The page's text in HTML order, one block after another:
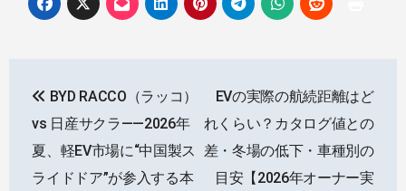
稿
ナ
BYD RACCO（ラッコ）
vs 日産サクラ——2026年
夏、軽EV市場に“中国製ス
ライドドア”が参入する本
EVの実際の航続距離はど
れくらい？カタログ値との
差・冬場の低下・車種別の
目安【2026年オーナー実